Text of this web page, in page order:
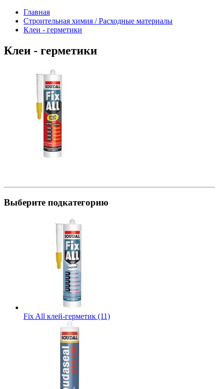
Главная
Строительная химия / Расходные материалы
Клеи - герметики
Клеи - герметики
Выберите подкатегорию
Fix All клей-герметик (11)